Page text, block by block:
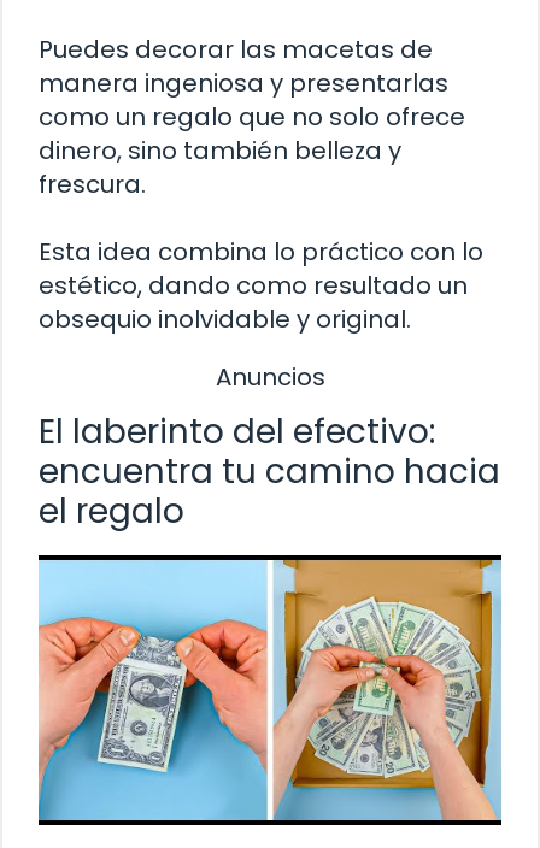
Puedes decorar las macetas de
manera ingeniosa y presentarlas
como un regalo que no solo ofrece
dinero, sino también belleza y
frescura.
Esta idea combina lo práctico con lo
estético, dando como resultado un
obsequio inolvidable y original.
Anuncios
El laberinto del efectivo:
encuentra tu camino hacia
el regalo